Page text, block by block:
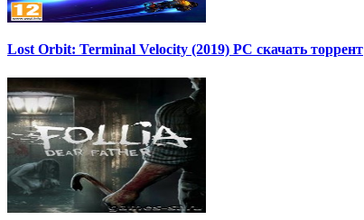
Lost Orbit: Terminal Velocity (2019) PC скачать торрент